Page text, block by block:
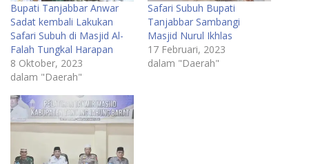
Bupati Tanjabbar Anwar
Sadat kembali Lakukan
Safari Subuh di Masjid Al-
Falah Tungkal Harapan
8 Oktober, 2023
dalam "Daerah"
Safari Subuh Bupati
Tanjabbar Sambangi
Masjid Nurul Ikhlas
17 Februari, 2023
dalam "Daerah"